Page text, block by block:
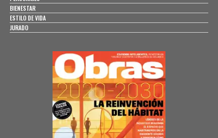
BIENESTAR
ESTILO DE VIDA
JURADO